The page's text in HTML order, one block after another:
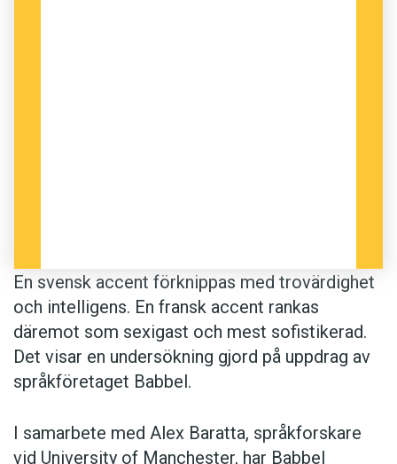
En svensk accent förknippas med trovärdighet
och intelligens. En fransk accent rankas
däremot som sexigast och mest sofistikerad.
Det visar en undersökning gjord på uppdrag av
språkföretaget Babbel.
I samarbete med Alex Baratta, språkforskare
vid University of Manchester, har Babbel